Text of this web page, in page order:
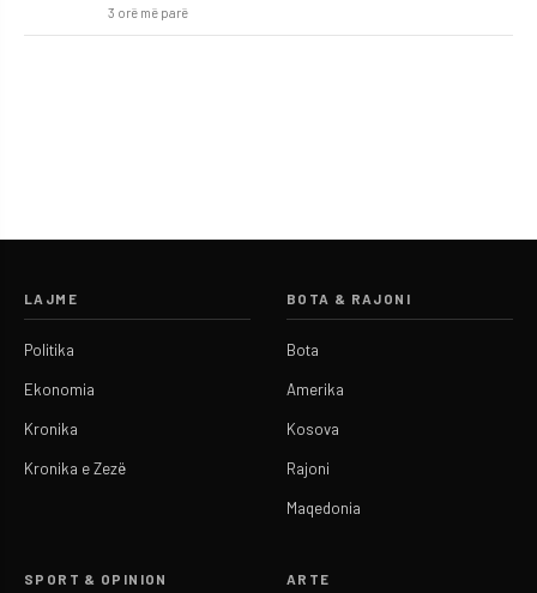
3 orë më parë
LAJME
Politika
Ekonomia
Kronika
Kronika e Zezë
BOTA & RAJONI
Bota
Amerika
Kosova
Rajoni
Maqedonia
SPORT & OPINION ARTE